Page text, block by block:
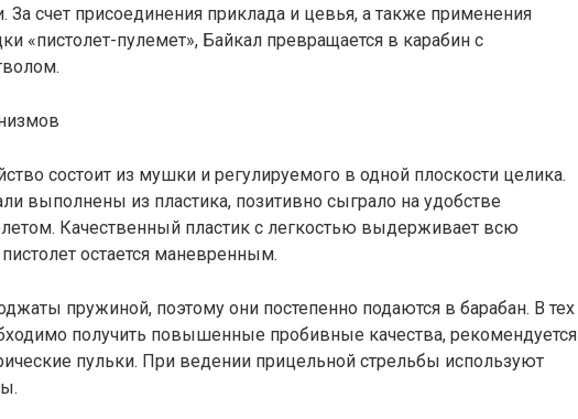
За счет присоединения приклада и цевья, а также применения
«пистолет-пулемет», Байкал превращается в карабин с
состоит из мушки и регулируемого в одной плоскости целика.
выполнены из пластика, позитивно сыграло на удобстве
Качественный пластик с легкостью выдерживает всю
остается маневренным.
пружиной, поэтому они постепенно подаются в барабан. В тех
получить повышенные пробивные качества, рекомендуется
пульки. При ведении прицельной стрельбы используют